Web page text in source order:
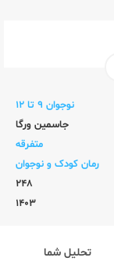
نوجوان 9 تا 12
جاسمین ورگا
متفرقه
رمان کودک و نوجوان
248
1403
تحلیل شما